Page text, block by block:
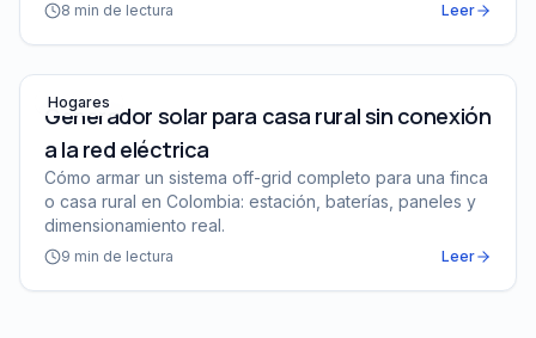
8 min de lectura Leer
Generador solar para casa rural sin conexión a la red
Hogares
Generador solar para casa rural sin conexión
a la red eléctrica
Cómo armar un sistema off-grid completo para una finca
o casa rural en Colombia: estación, baterías, paneles y
dimensionamiento real.
9 min de lectura Leer